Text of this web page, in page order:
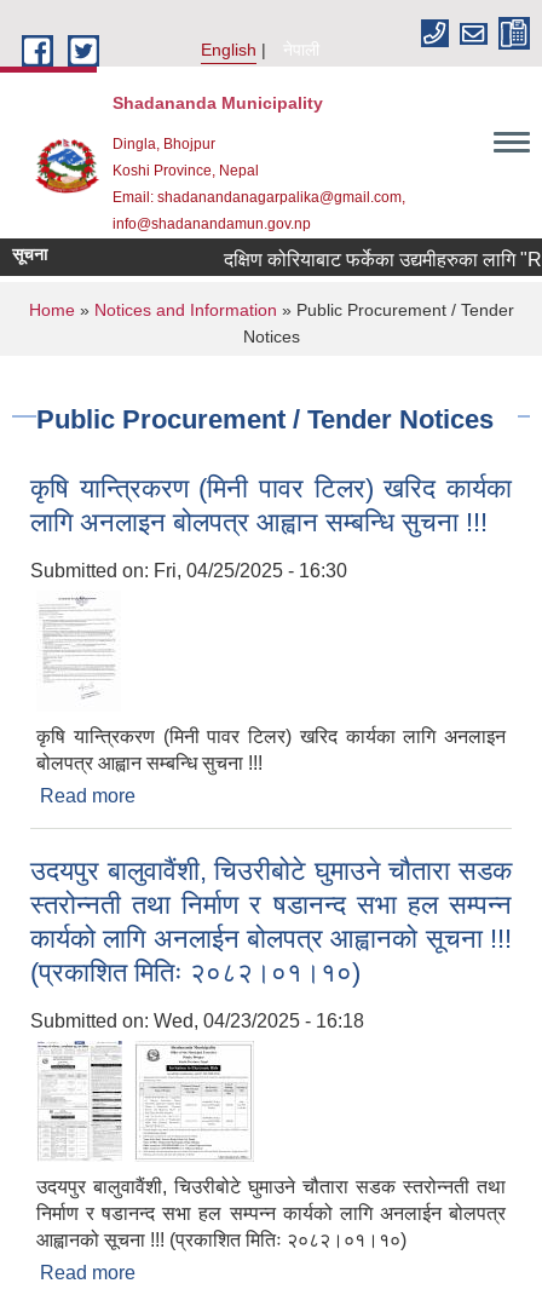
English
नेपाली
Shadananda Municipality
Dingla, Bhojpur
Koshi Province, Nepal
Email: shadanandanagarpalika@gmail.com,
info@shadanandamun.gov.np
सूचना दक्षिण कोरियाबाट फर्केका उद्यमीहरुका लागि
You are here
Home» Notices and Information » Public Procurement / Tender
Notices
Public Procurement / Tender Notices
कृषि यान्त्रिकरण (मिनी पावर टिलर) खरिद कार्यका
लागि अनलाइन बोलपत्र आह्वान सम्बन्धि सुचना !!!
Submitted on: Fri, 04/25/2025 - 16:30
कृषि यान्त्रिकरण (मिनी पावर टिलर) खरिद कार्यका लागि अनलाइन
बोलपत्र आह्वान सम्बन्धि सुचना !!!
Read more
उदयपुर बालुवावैंशी, चिउरीबोटे घुमाउने चौतारा सडक
स्तरोन्नती तथा निर्माण र षडानन्द सभा हल सम्पन्न
कार्यको लागि अनलाईन बोलपत्र आह्वानको सूचना !!!
(प्रकाशित मितिः २०८२।०१।१०)
Submitted on: Wed, 04/23/2025 - 16:18
उदयपुर बालुवावैंशी, चिउरीबोटे घुमाउने चौतारा सडक स्तरोन्नती तथा
निर्माण र षडानन्द सभा हल सम्पन्न कार्यको लागि अनलाईन बोलपत्र
आह्वानको सूचना !!! (प्रकाशित मितिः २०८२।०१।१०)
Read more